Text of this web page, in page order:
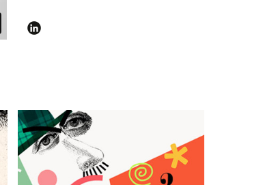
Que décidez-vous ?
Borne tactile interactive